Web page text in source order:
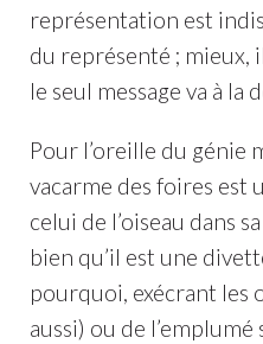
représentation est
du représenté ; mieux,
le seul message va à
Pour l’oreille du génie
vacarme des foires est
celui de l’oiseau dans
bien qu’il est une
pourquoi, exécrant les
aussi) ou de